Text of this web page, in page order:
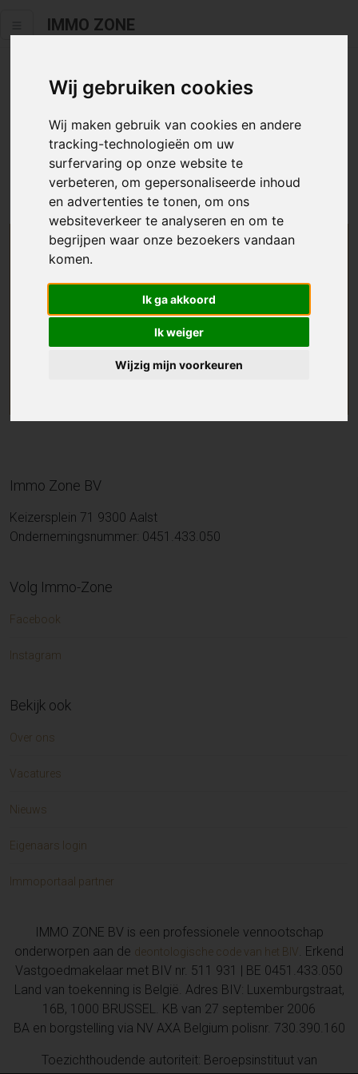
Wij gebruiken cookies
Wij maken gebruik van cookies en andere
tracking-technologieën om uw
surfervaring op onze website te
verbeteren, om gepersonaliseerde inhoud
en advertenties te tonen, om ons
websiteverkeer te analyseren en om te
begrijpen waar onze bezoekers vandaan
komen.
Ik ga akkoord
Ik weiger
Wijzig mijn voorkeuren
IMMO ZONE
Helaas staat dit zoekertje niet
meer online.
Neem zeker een kijkje in ons aanbod te koop
We helpen u graag zoeken
Maak hier een zoekprofiel aan en we houden u op
de hoogte van passend aanbod.
Immo Zone BV
Keizersplein 71 9300 Aalst
Ondernemingsnummer: 0451.433.050
Volg Immo-Zone
Facebook
Instagram
Bekijk ook
Over ons
Vacatures
Nieuws
Eigenaars login
Immoportaal partner
IMMO ZONE BV is een professionele vennootschap
onderworpen aan de deontologische code van het BIV. Erkend
Vastgoedmakelaar met BIV nr. 511 931 | BE 0451.433.050
Land van toekenning is België. Adres BIV: Luxemburgstraat,
16B, 1000 BRUSSEL. KB van 27 september 2006
BA en borgstelling via NV AXA Belgium polisnr. 730.390.160
Toezichthoudende autoriteit: Beroepsinstituut van